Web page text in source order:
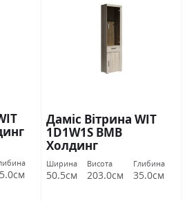
Даміс Вітрина WIT
1D1W1S ВМВ
Холдинг
Ширина
50.5см
Висота
203.0см
Глибина
35.0см